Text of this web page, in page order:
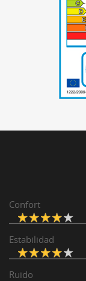
Confort
Estabilidad
Ruido